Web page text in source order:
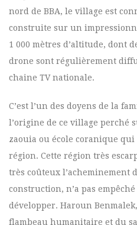
nord de BBA, le village est
construite sur un
1 000 mètres d’altitude, dont
drone sont régulièrement
chaine TV nationale.
C’est l’un des doyens de la
l’origine de ce village perché
zaouia ou école coranique qui
région. Cette région très
très coûteux l’acheminement
construction, n’a pas
développer. Haroun
flambeau humanitaire et du